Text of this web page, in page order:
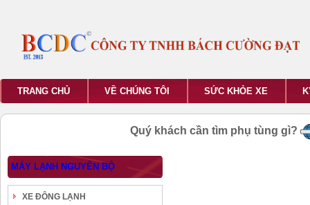
TRANG CHỦ VỀ CHÚNG TÔI SỨC KHỎE XE
Quý khách cần tìm phụ tùng gì?
MÁY LẠNH NGUYÊN BỘ
XE ĐÔNG LẠNH